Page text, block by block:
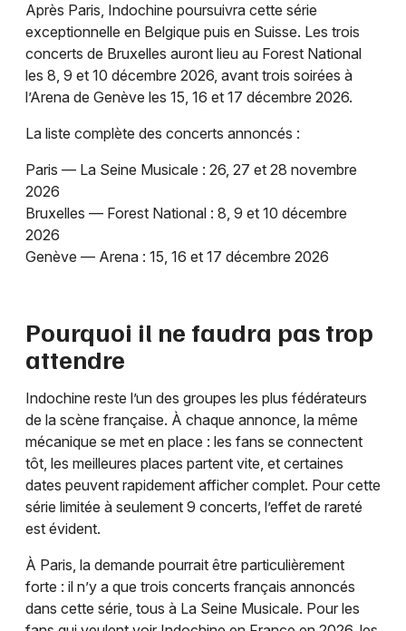
Après Paris, Indochine poursuivra cette série
exceptionnelle en Belgique puis en Suisse. Les trois
concerts de Bruxelles auront lieu au Forest National
les 8, 9 et 10 décembre 2026, avant trois soirées à
l’Arena de Genève les 15, 16 et 17 décembre 2026.
La liste complète des concerts annoncés :
Paris — La Seine Musicale : 26, 27 et 28 novembre
2026
Bruxelles — Forest National : 8, 9 et 10 décembre
2026
Genève — Arena : 15, 16 et 17 décembre 2026
Pourquoi il ne faudra pas trop
attendre
Indochine reste l’un des groupes les plus fédérateurs
de la scène française. À chaque annonce, la même
mécanique se met en place : les fans se connectent
tôt, les meilleures places partent vite, et certaines
dates peuvent rapidement afficher complet. Pour cette
série limitée à seulement 9 concerts, l’effet de rareté
est évident.
À Paris, la demande pourrait être particulièrement
forte : il n’y a que trois concerts français annoncés
dans cette série, tous à La Seine Musicale. Pour les